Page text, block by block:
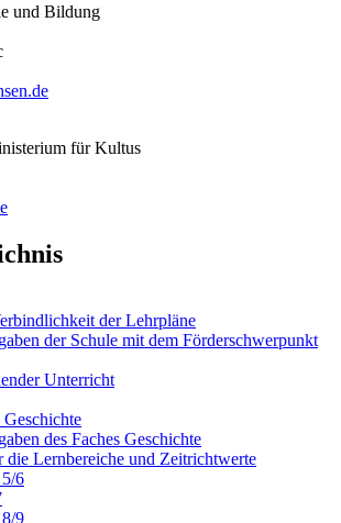
und Bildung
für Kultus
der Lehrpläne
der Schule mit dem Förderschwerpunkt
Unterricht
des Faches Geschichte
die Lernbereiche und Zeitrichtwerte
6
9